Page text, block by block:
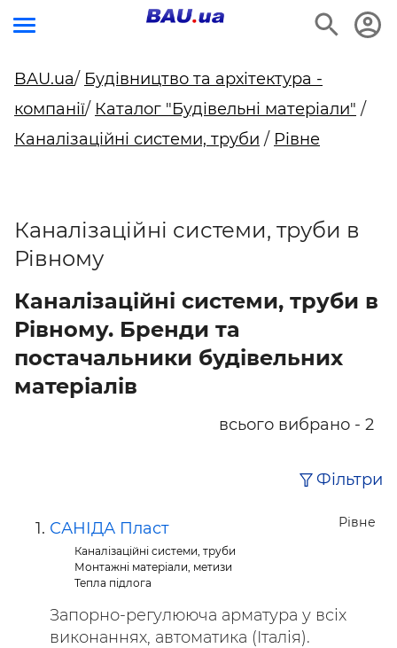
BAU.ua/ Будівництво та архітектура -
компанії/ Каталог "Будівельні матеріали" /
Каналізаційні системи, труби / Рівне
Каналізаційні системи, труби в
Рівному
Каналізаційні системи, труби в
Рівному. Бренди та
постачальники будівельних
матеріалів
всього вибрано - 2
Фільтри
Рівне
САНІДА Пласт
Каналізаційні системи, труби
Монтажні матеріали, метизи
Тепла підлога
Запорно-регулююча арматура у всіх
виконаннях, автоматика (Італія).